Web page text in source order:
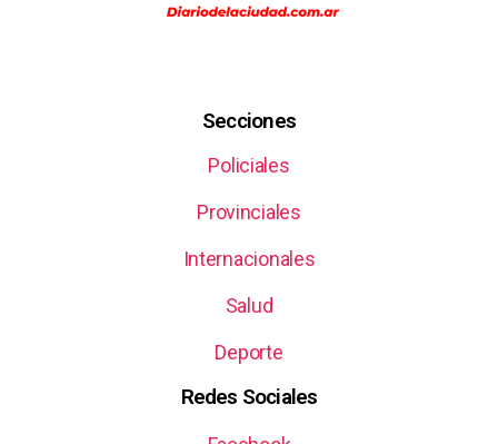
Secciones
Policiales
Provinciales
Internacionales
Salud
Deporte
Redes Sociales